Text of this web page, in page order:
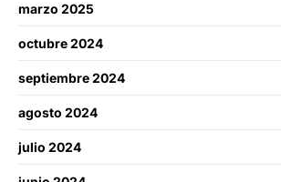
marzo 2025
octubre 2024
septiembre 2024
agosto 2024
julio 2024